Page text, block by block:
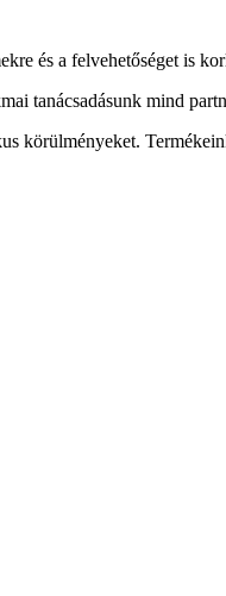
és a felvehetőséget is
tanácsadásunk mind
körülményeket.